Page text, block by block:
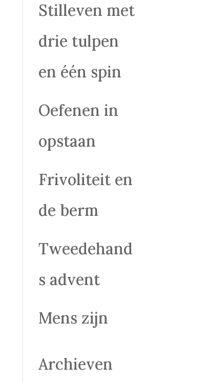
Stilleven met
drie tulpen
en één spin
Oefenen in
opstaan
Frivoliteit en
de berm
Tweedehand
s advent
Mens zijn
Archieven